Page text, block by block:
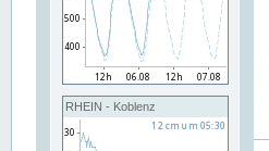
RHEIN - Koblenz